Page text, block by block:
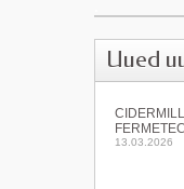
Uued
13.03.2026